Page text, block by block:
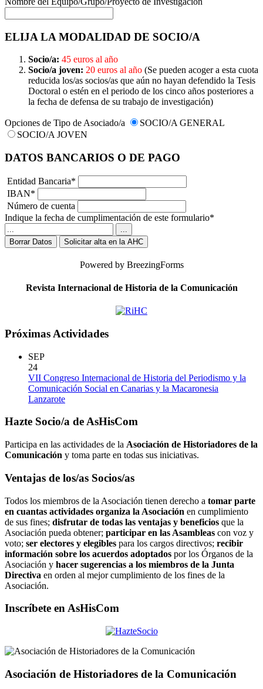
ELIJA LA MODALIDAD DE SOCIO/A
Socio/a: 45 euros al año
Socio/a joven: 20 euros al año (Se pueden acoger a esta cuota
reducida los/as socios/as que aún no hayan defendido la Tesis
Doctoral o estén en el periodo de los cinco años posteriores a
la fecha de defensa de su trabajo de investigación)
Opciones de Tipo de Asociado/a
SOCIO/A GENERAL
SOCIO/A JOVEN
DATOS BANCARIOS O DE PAGO
Entidad Bancaria*
IBAN*
Número de cuenta
Indique la fecha de cumplimentación de este formulario*
Borrar Datos
Solicitar alta en la AHC
Powered by BreezingForms
Revista Internacional de Historia de la Comunicación
Próximas Actividades
SEP
24
VII Congreso Internacional de Historia del Periodismo y la
Comunicación Social en Canarias y la Macaronesia
Lanzarote
Hazte Socio/a de AsHisCom
Participa en las actividades de la Asociación de Historiadores de la
Comunicación y toma parte en todas sus iniciativas.
Ventajas de los/as Socios/as
Todos los miembros de la Asociación tienen derecho a tomar parte
en cuantas actividades organiza la Asociación en cumplimiento
de sus fines; disfrutar de todas las ventajas y beneficios que la
Asociación pueda obtener; participar en las Asambleas con voz y
voto; ser electores y elegibles para los cargos directivos; recibir
información sobre los acuerdos adoptados por los Órganos de la
Asociación y hacer sugerencias a los miembros de la Junta
Directiva en orden al mejor cumplimiento de los fines de la
Asociación.
Inscríbete en AsHisCom
Asociación de Historiadores de la Comunicación